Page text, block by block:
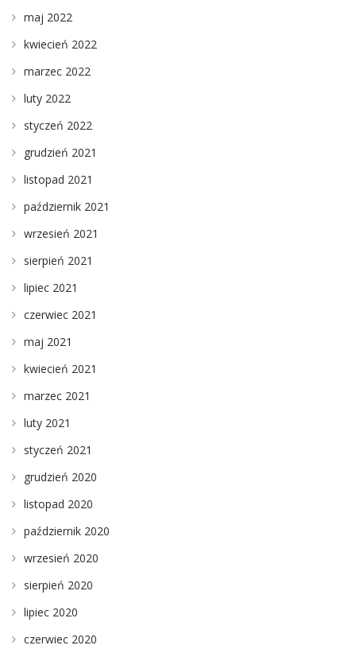
maj 2022
kwiecień 2022
marzec 2022
luty 2022
styczeń 2022
grudzień 2021
listopad 2021
październik 2021
wrzesień 2021
sierpień 2021
lipiec 2021
czerwiec 2021
maj 2021
kwiecień 2021
marzec 2021
luty 2021
styczeń 2021
grudzień 2020
listopad 2020
październik 2020
wrzesień 2020
sierpień 2020
lipiec 2020
czerwiec 2020